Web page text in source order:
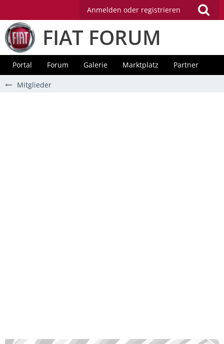
Anmelden oder registrieren
FIAT FORUM
Portal Forum Galerie Marktplatz Partner
Mitglieder